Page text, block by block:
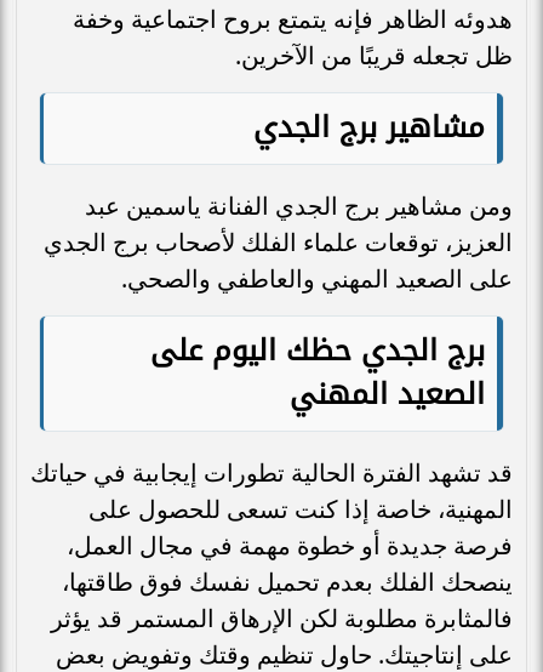
هدوئه الظاهر فإنه يتمتع بروح اجتماعية وخفة
ظل تجعله قريبًا من الآخرين.
مشاهير برج الجدي
ومن مشاهير برج الجدي الفنانة ياسمين عبد
العزيز، توقعات علماء الفلك لأصحاب برج الجدي
على الصعيد المهني والعاطفي والصحي.
برج الجدي حظك اليوم على
الصعيد المهني
قد تشهد الفترة الحالية تطورات إيجابية في حياتك
المهنية، خاصة إذا كنت تسعى للحصول على
فرصة جديدة أو خطوة مهمة في مجال العمل،
ينصحك الفلك بعدم تحميل نفسك فوق طاقتها،
فالمثابرة مطلوبة لكن الإرهاق المستمر قد يؤثر
على إنتاجيتك. حاول تنظيم وقتك وتفويض بعض